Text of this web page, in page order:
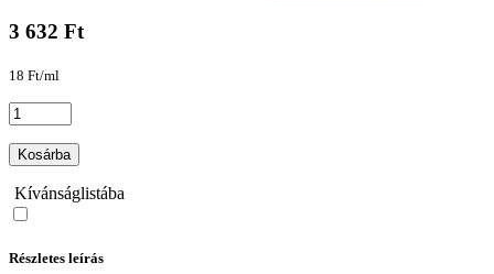
3 632 Ft
18 Ft/ml
Kosárba
Kívánságlistába
Részletes leírás